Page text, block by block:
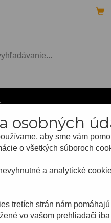
ZLATO A STRIEBRO
osobných
aby sme vám
o všetkých súboroch
a analytické
tretích strán nám
vo vašom prehliadači